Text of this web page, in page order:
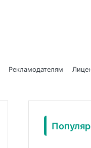
Рекламодателям